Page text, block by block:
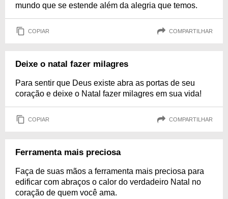
mundo que se estende além da alegria que temos.
COPIAR COMPARTILHAR
Deixe o natal fazer milagres
Para sentir que Deus existe abra as portas de seu
coração e deixe o Natal fazer milagres em sua vida!
COPIAR COMPARTILHAR
Ferramenta mais preciosa
Faça de suas mãos a ferramenta mais preciosa para
edificar com abraços o calor do verdadeiro Natal no
coração de quem você ama.